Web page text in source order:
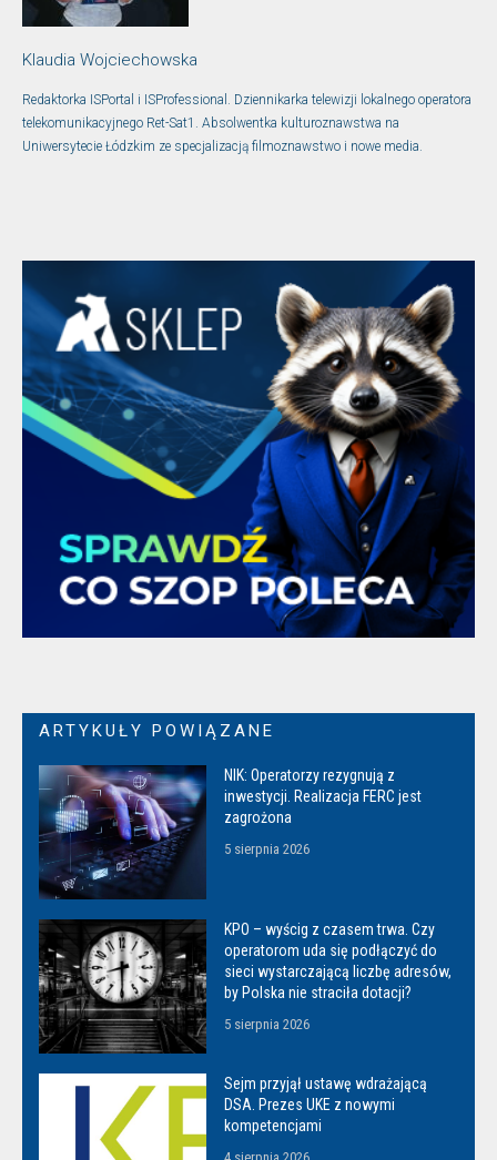
Klaudia Wojciechowska
Redaktorka ISPortal i ISProfessional. Dziennikarka telewizji lokalnego operatora
telekomunikacyjnego Ret-Sat1. Absolwentka kulturoznawstwa na
Uniwersytecie Łódzkim ze specjalizacją filmoznawstwo i nowe media.
ARTYKUŁY POWIĄZANE
NIK: Operatorzy rezygnują z
inwestycji. Realizacja FERC jest
zagrożona
5 sierpnia 2026
KPO – wyścig z czasem trwa. Czy
operatorom uda się podłączyć do
sieci wystarczającą liczbę adresów,
by Polska nie straciła dotacji?
5 sierpnia 2026
Sejm przyjął ustawę wdrażającą
DSA. Prezes UKE z nowymi
kompetencjami